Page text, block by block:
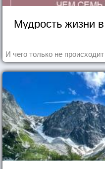
Мудрость жизни
И чего только не